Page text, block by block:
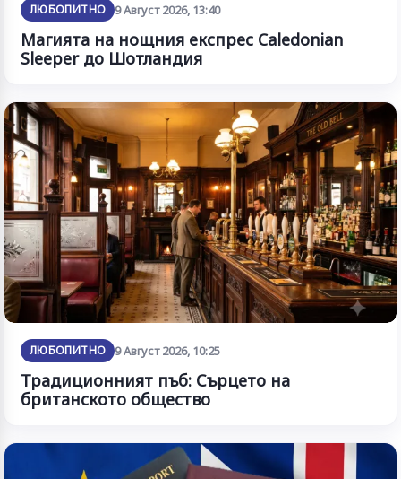
ЛЮБОПИТНО 9 Август 2026, 13:40
Магията на нощния експрес Caledonian
Sleeper до Шотландия
ЛЮБОПИТНО 9 Август 2026, 10:25
Традиционният пъб: Сърцето на
британското общество